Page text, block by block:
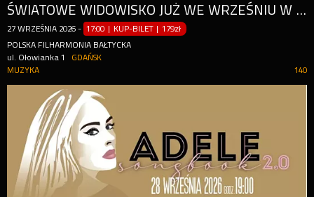
ŚWIATOWE WIDOWISKO JUŻ WE WRZEŚNIU W GDAŃSKU!
27 WRZEŚNIA 2026 - 17:00 | KUP-BILET |179zł
POLSKA FILHARMONIA BAŁTYCKA
ul. Ołowianka 1
GDAŃSK
140
MUZYKA